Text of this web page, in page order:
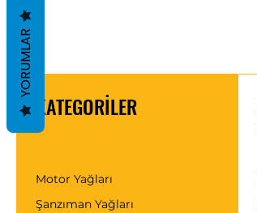
KATEGORİLER
Motor Yağları
Şanzıman Yağları
YORUMLAR